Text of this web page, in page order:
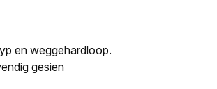
en weggehardloop.
gesien